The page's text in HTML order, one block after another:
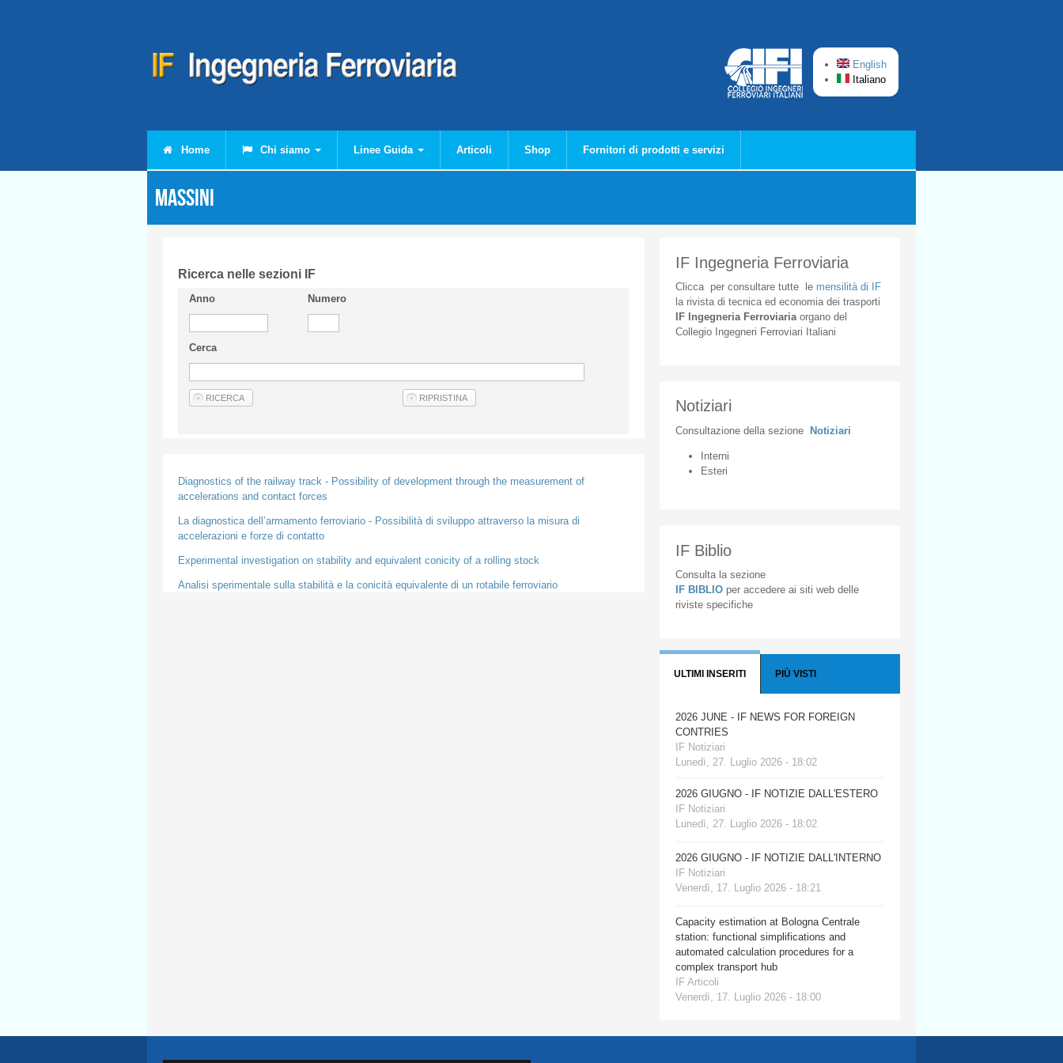
English
Italiano
Home Chi siamo Linee Guida Articoli Shop Fornitori di prodotti e servizi
MASSINI
Ricerca nelle sezioni IF
Anno Numero
Cerca
Diagnostics of the railway track - Possibility of development through the measurement of
accelerations and contact forces
La diagnostica dell’armamento ferroviario - Possibilità di sviluppo attraverso la misura di
accelerazioni e forze di contatto
Experimental investigation on stability and equivalent conicity of a rolling stock
Analisi sperimentale sulla stabilità e la conicità equivalente di un rotabile ferroviario
IF Ingegneria Ferroviaria
Cliccaper consultare tuttele mensilità di IF
la rivista di tecnica ed economia dei trasporti
IF Ingegneria Ferroviaria organodel
Collegio
Ingegneri Ferroviari Italiani
Notiziari
Consultazione della sezione Notiziari
Interni
Esteri
IF Biblio
Consulta la sezione
IF BIBLIO per accedere ai siti web delle
riviste specifiche
ULTIMI INSERITI PIÙ VISTI
2026 JUNE - IF NEWS FOR FOREIGN
CONTRIES
IF Notiziari
Lunedì, 27. Luglio 2026 - 18:02
2026 GIUGNO - IF NOTIZIE DALL'ESTERO
IF Notiziari
Lunedì, 27. Luglio 2026 - 18:02
2026 GIUGNO - IF NOTIZIE DALL'INTERNO
IF Notiziari
Venerdì, 17. Luglio 2026 - 18:21
Capacity estimation at Bologna Centrale
station: functional simplifications and
automated calculation procedures for a
complex transport hub
IF Articoli
Venerdì, 17. Luglio 2026 - 18:00